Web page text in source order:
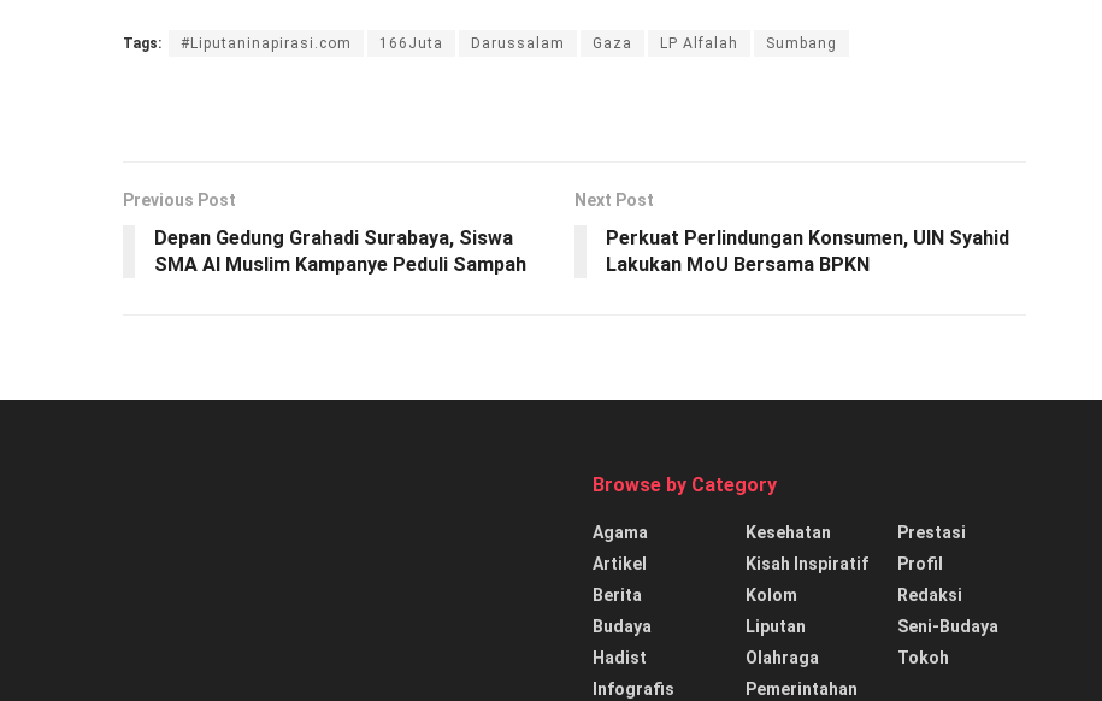
Tags: #Liputaninapirasi.com 166Juta Darussalam Gaza LP Alfalah Sumbang
Previous Post
Depan Gedung Grahadi Surabaya, Siswa
SMA Al Muslim Kampanye Peduli Sampah
Next Post
Perkuat Perlindungan Konsumen, UIN Syahid
Lakukan MoU Bersama BPKN
Browse by Category
Agama
Artikel
Berita
Budaya
Hadist
Infografis
Kesehatan
Kisah Inspiratif
Kolom
Liputan
Olahraga
Pemerintahan
Prestasi
Profil
Redaksi
Seni-Budaya
Tokoh